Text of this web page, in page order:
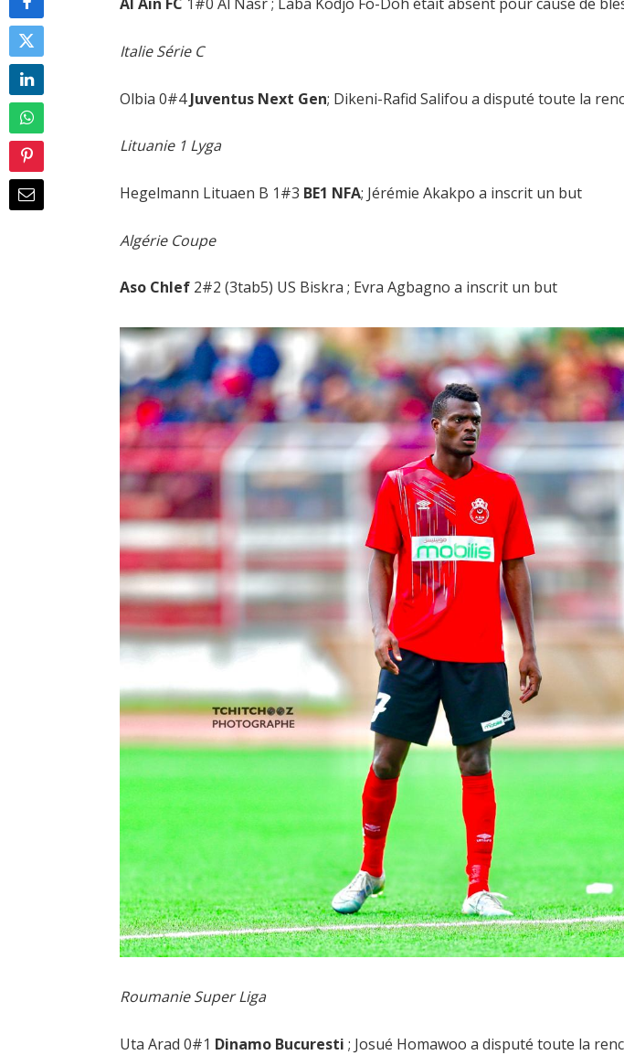
Al Ain FC 1#0 Al Nasr ; Laba Kodjo Fo-Doh était absent pour cause de
Italie Série C
Olbia 0#4Juventus Next Gen; Dikeni-Rafid Salifou a disputé toute la
Lituanie 1 Lyga
Hegelmann Lituaen B 1#3 BE1 NFA; Jérémie Akakpo a inscrit un but
Algérie Coupe
Aso Chlef 2#2 (3tab5) US Biskra ; Evra Agbagno a inscrit un but
Roumanie Super Liga
Uta Arad 0#1 Dinamo Bucuresti ; Josué Homawoo a disputé toute la